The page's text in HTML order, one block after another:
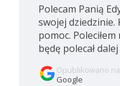
Polecam Panią
swojej
pomoc.
będę polecał dalej
Opublikowano na
Google